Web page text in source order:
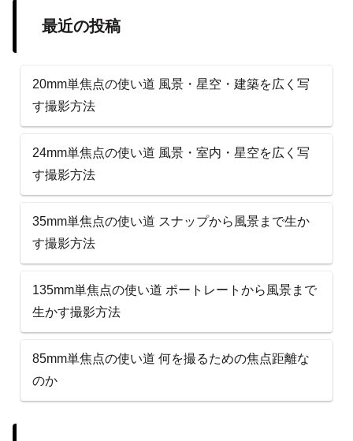
最近の投稿
20mm単焦点の使い道 風景・星空・建築を広く写
す撮影方法
24mm単焦点の使い道 風景・室内・星空を広く写
す撮影方法
35mm単焦点の使い道 スナップから風景まで生か
す撮影方法
135mm単焦点の使い道 ポートレートから風景まで
生かす撮影方法
85mm単焦点の使い道 何を撮るための焦点距離な
のか